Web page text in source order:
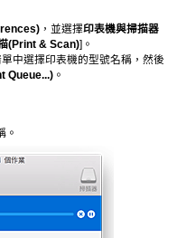
，並選擇印表機與掃描器
(Print & Scan)]。
中選擇印表機的型號名稱，然後
Queue...)。
。